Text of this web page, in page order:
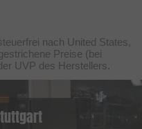
nach United States,
Preise (bei
UVP des Herstellers.